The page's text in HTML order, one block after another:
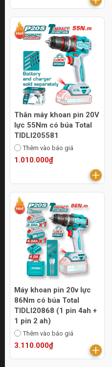
Thân máy khoan pin 20V
lực 55Nm có búa Total
TIDLI205581
Thêm vào báo giá
1.010.000₫
Máy khoan pin 20v lực
86Nm có búa Total
TIDLI20868 (1 pin 4ah +
1 pin 2 ah)
Thêm vào báo giá
3.110.000₫